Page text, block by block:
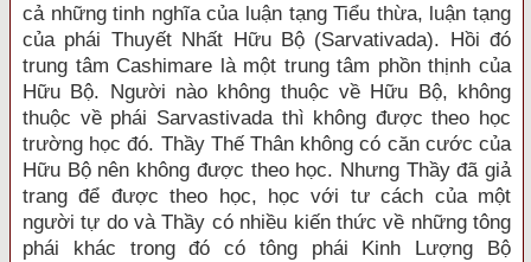
cả những tinh nghĩa của luận tạng Tiểu thừa, luận tạng
của phái Thuyết Nhất Hữu Bộ (Sarvativada). Hồi đó
trung tâm Cashimare là một trung tâm phồn thịnh của
Hữu Bộ. Người nào không thuộc về Hữu Bộ, không
thuộc về phái Sarvastivada thì không được theo học
trường học đó. Thầy Thế Thân không có căn cước của
Hữu Bộ nên không được theo học. Nhưng Thầy đã giả
trang để được theo học, học với tư cách của một
người tự do và Thầy có nhiều kiến thức về những tông
phái khác trong đó có tông phái Kinh Lượng Bộ